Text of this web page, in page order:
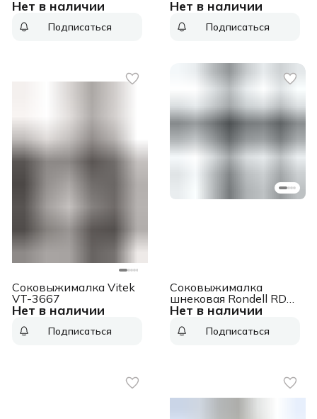
Нет в наличии
3669 25Вт
стальной/черный
Подписаться
Нет в наличии
JE50S63 400Вт
Подписаться
Нет в наличии
Соковыжималка Vitek
VT-3667
Подписаться
Нет в наличии
Соковыжималка
шнековая Rondell RDE-
1503 150Вт
Подписаться